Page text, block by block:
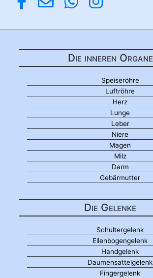
Die inneren Organe
Speiseröhre
Luftröhre
Herz
Lunge
Leber
Niere
Magen
Milz
Darm
Gebärmutter
Die Gelenke
Schultergelenk
Ellenbogengelenk
Handgelenk
Daumensattelgelenk
Fingergelenk